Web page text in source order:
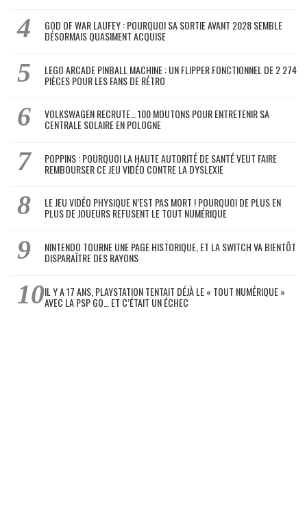
GOD OF WAR LAUFEY : POURQUOI SA SORTIE AVANT 2028 SEMBLE
DÉSORMAIS QUASIMENT ACQUISE
LEGO ARCADE PINBALL MACHINE : UN FLIPPER FONCTIONNEL DE 2 274
PIÈCES POUR LES FANS DE RÉTRO
VOLKSWAGEN RECRUTE… 100 MOUTONS POUR ENTRETENIR SA
CENTRALE SOLAIRE EN POLOGNE
POPPINS : POURQUOI LA HAUTE AUTORITÉ DE SANTÉ VEUT FAIRE
REMBOURSER CE JEU VIDÉO CONTRE LA DYSLEXIE
LE JEU VIDÉO PHYSIQUE N’EST PAS MORT ! POURQUOI DE PLUS EN
PLUS DE JOUEURS REFUSENT LE TOUT NUMÉRIQUE
NINTENDO TOURNE UNE PAGE HISTORIQUE, ET LA SWITCH VA BIENTÔT
DISPARAÎTRE DES RAYONS
IL Y A 17 ANS, PLAYSTATION TENTAIT DÉJÀ LE « TOUT NUMÉRIQUE »
AVEC LA PSP GO… ET C’ÉTAIT UN ÉCHEC